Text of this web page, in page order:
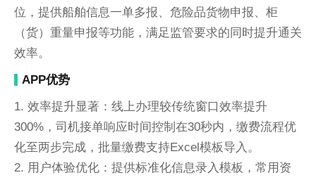
位，提供船舶信息一单多报、危险品货物申报、柜
（货）重量申报等功能，满足监管要求的同时提升通关
效率。
APP优势
1. 效率提升显著：线上办理较传统窗口效率提升
300%，司机接单响应时间控制在30秒内，缴费流程优
化至两步完成，批量缴费支持Excel模板导入。
2. 用户体验优化：提供标准化信息录入模板，常用资